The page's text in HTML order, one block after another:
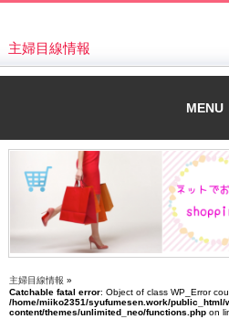
主婦目線情報
MENU
主婦目線情報 »
Catchable fatal error: Object of class WP_Error
/home/miiko2351/syufumesen.work/public_html/
content/themes/unlimited_neo/functions.php on